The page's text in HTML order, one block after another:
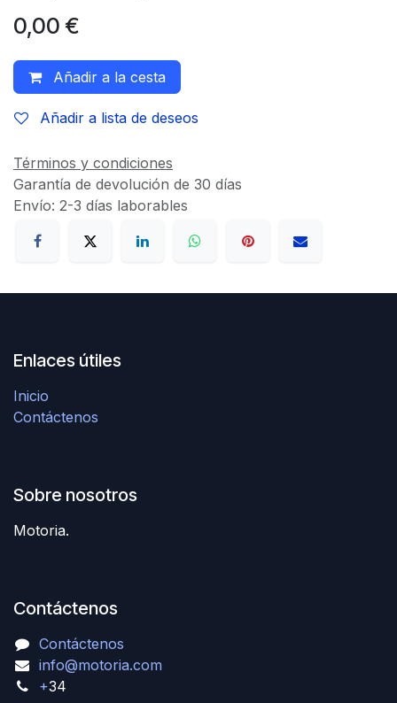
0,00 €
Añadir a la cesta
Añadir a lista de deseos
Términos y condiciones
Garantía de devolución de 30 días
Envío: 2-3 días laborables
Enlaces útiles
Inicio
Contáctenos
Sobre nosotros
Motoria.
Contáctenos
Contáctenos
info@motoria.com
+34